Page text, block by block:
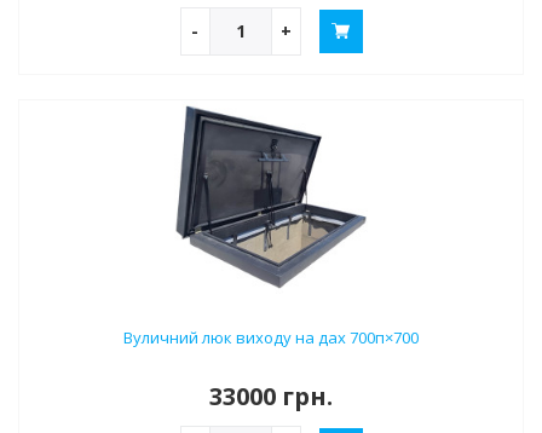
- +
Вуличний люк виходу на дах 700п×700
33000 грн.